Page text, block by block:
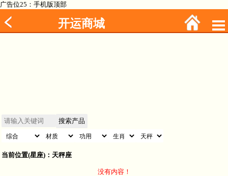
广告位25：手机版顶部
开运商城
当前位置(星座)：天秤座
没有内容！